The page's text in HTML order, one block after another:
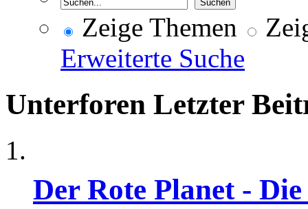
Zeige Themen
Erweiterte Suche
Unterforen Letzter
Der Rote Planet -